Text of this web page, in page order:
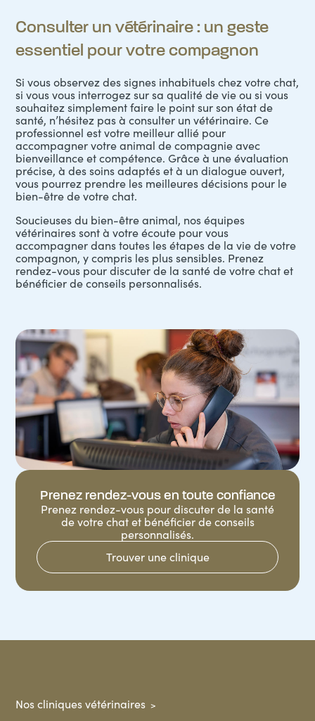
Consulter un vétérinaire : un geste
essentiel pour votre compagnon
Si vous observez des signes inhabituels chez votre chat,
si vous vous interrogez sur sa qualité de vie ou si vous
souhaitez simplement faire le point sur son état de
santé, n’hésitez pas à consulter un vétérinaire. Ce
professionnel est votre meilleur allié pour
accompagner votre animal de compagnie avec
bienveillance et compétence. Grâce à une évaluation
précise, à des soins adaptés et à un dialogue ouvert,
vous pourrez prendre les meilleures décisions pour le
bien-être de votre chat.
Soucieuses du bien-être animal, nos équipes
vétérinaires sont à votre écoute pour vous
accompagner dans toutes les étapes de la vie de votre
compagnon, y compris les plus sensibles. Prenez
rendez-vous pour discuter de la santé de votre chat et
bénéficier de conseils personnalisés.
Prenez rendez-vous en toute confiance
Prenez rendez-vous pour discuter de la santé
de votre chat et bénéficier de conseils
personnalisés.
Trouver une clinique
Nos cliniques vétérinaires